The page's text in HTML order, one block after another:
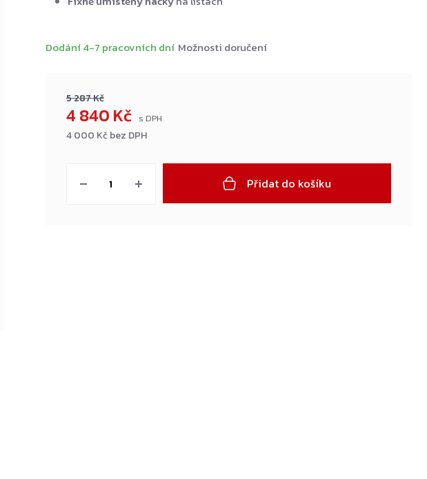
5 287 Kč
4 840 Kč
4 000 Kč bez DPH
Dodání 4-7 pracovních dní Možnosti doručení
Přidat do košíku